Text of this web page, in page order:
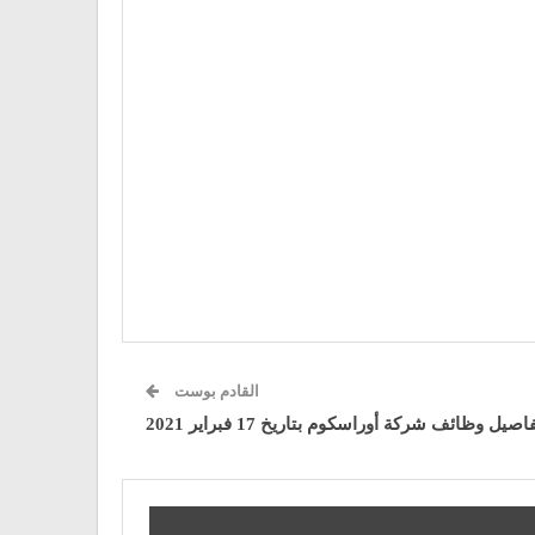
القادم بوست
وظائف شركة أوراسكوم بتاريخ 17 فبراير 2021